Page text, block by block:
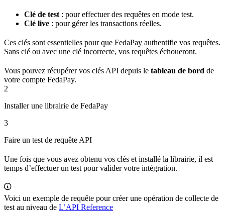
Clé de test : pour effectuer des requêtes en mode test.
Clé live : pour gérer les transactions réelles.
Ces clés sont essentielles pour que FedaPay authentifie vos requêtes.
Sans clé ou avec une clé incorrecte, vos requêtes échoueront.
Vous pouvez récupérer vos clés API depuis le tableau de bord de
votre compte FedaPay.
2
Installer une librairie de FedaPay
3
Faire un test de requête API
Une fois que vous avez obtenu vos clés et installé la librairie, il est
temps d’effectuer un test pour valider votre intégration.
Voici un exemple de requête pour créer une opération de collecte de
test au niveau de L’API Reference